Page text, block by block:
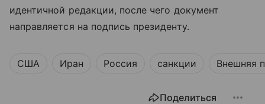
идентичной редакции, после чего документ
направляется на подпись президенту.
США Иран Россия санкции Внешняя
Поделиться